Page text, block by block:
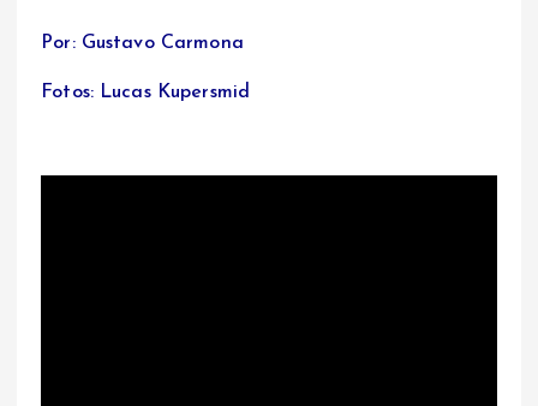
Por: Gustavo Carmona
Fotos: Lucas Kupersmid